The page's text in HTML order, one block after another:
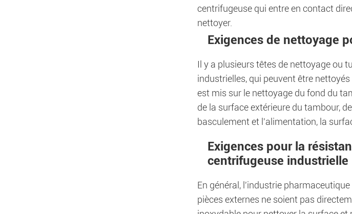
centrifugeuse qui entre en contact
nettoyer.
Exigences de nettoyage
Il y a plusieurs têtes de nettoyage ou
industrielles, qui peuvent être
est mis sur le nettoyage du fond du
de la surface extérieure du tambour,
basculement et l'alimentation, la
Exigences pour la
centrifugeuse industrielle
En général, l'industrie
pièces externes ne soient pas